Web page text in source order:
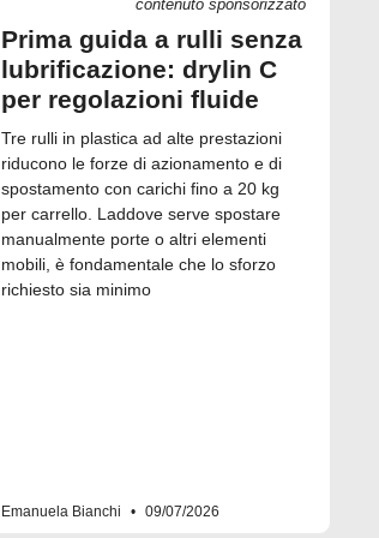
contenuto sponsorizzato
Prima guida a rulli senza
lubrificazione: drylin C
per regolazioni fluide
Tre rulli in plastica ad alte prestazioni
riducono le forze di azionamento e di
spostamento con carichi fino a 20 kg
per carrello. Laddove serve spostare
manualmente porte o altri elementi
mobili, è fondamentale che lo sforzo
richiesto sia minimo
Emanuela Bianchi 09/07/2026